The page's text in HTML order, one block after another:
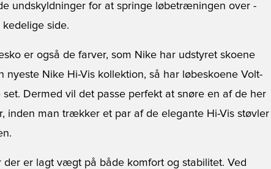
undskyldninger for at springe løbetræningen over -
side.
er også de farver, som Nike har udstyret skoene
nyeste Nike Hi-Vis kollektion, så har løbeskoene Volt-
Dermed vil det passe perfekt at snøre en af de her
inden man trækker et par af de elegante Hi-Vis støvler
der er lagt vægt på både komfort og stabilitet. Ved